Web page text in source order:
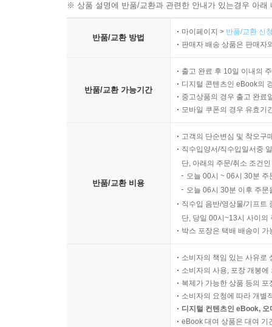
※ 상품 설명에 반품/교환과 관련한 안내가 있는경우 아
반품/교환 방법
마이페이지 > 반품/교환 신
판매자 배송 상품은 판매자
반품/교환 가능기간
출고 완료 후 10일 이내의
디지털 콘텐츠인 eBook의
중고상품의 경우 출고 완료
모바일 쿠폰의 경우 유효기
반품/교환 비용
고객의 단순변심 및 착오구
직수입양서/직수입일서중
단, 아래의 주문/취소 조건
오늘 00시 ~ 06시 30분
오늘 06시 30분 이후 주
직수입 음반/영상물/기프트
단, 당일 00시~13시 사이의
박스 포장은 택배 배송이
소비자의 책임 있는 사유로
소비자의 사용, 포장 개봉
복제가 가능한 상품 등의
소비자의 요청에 따라 개별
디지털 컨텐츠인 eBook,
eBook 대여 상품은 대여 기